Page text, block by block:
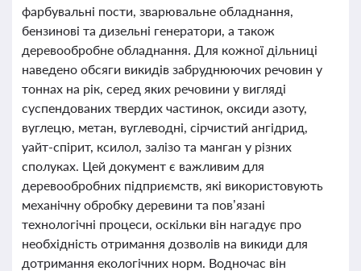
фарбувальні пости, зварювальне обладнання,
бензинові та дизельні генератори, а також
деревообробне обладнання. Для кожної дільниці
наведено обсяги викидів забруднюючих речовин у
тоннах на рік, серед яких речовини у вигляді
суспендованих твердих частинок, оксиди азоту,
вуглецю, метан, вуглеводні, сірчистий ангідрид,
уайт-спірит, ксилол, залізо та манган у різних
сполуках. Цей документ є важливим для
деревообробних підприємств, які використовують
механічну обробку деревини та пов’язані
технологічні процеси, оскільки він нагадує про
необхідність отримання дозволів на викиди для
дотримання екологічних норм. Водночас він